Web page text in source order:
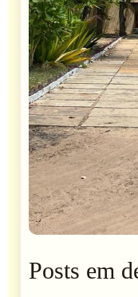
Posts em